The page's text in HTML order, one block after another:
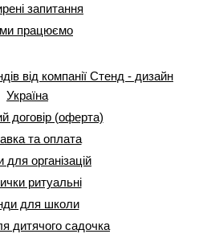
запитання
працюємо
від компанії Стенд - дизайн
Україна
договір (оферта)
та оплата
організацій
ритуальні
для школи
дитячого садочка